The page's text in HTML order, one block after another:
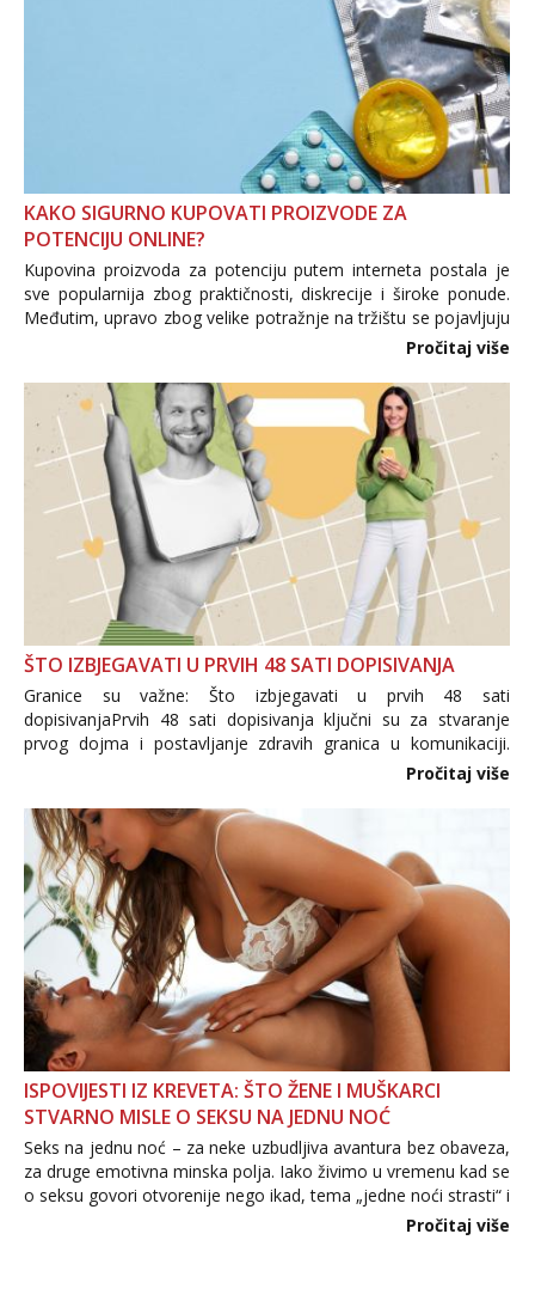
KAKO SIGURNO KUPOVATI PROIZVODE ZA
POTENCIJU ONLINE?
Kupovina proizvoda za potenciju putem interneta postala je
sve popularnija zbog praktičnosti, diskrecije i široke ponude.
Međutim, upravo zbog velike potražnje na tržištu se pojavljuju
i brojni krivotvoreni proizvodi, nepouzdane internetske
Pročitaj više
ŠTO IZBJEGAVATI U PRVIH 48 SATI DOPISIVANJA
Granice su važne: Što izbjegavati u prvih 48 sati
dopisivanjaPrvih 48 sati dopisivanja ključni su za stvaranje
prvog dojma i postavljanje zdravih granica u komunikaciji.
Važno je izbjeći prebrzo otkrivanje osobnih ili intimnih
informacija, jer nepoznata osoba još nije zaslužila to
povjerenje. Takođe...
Pročitaj više
ISPOVIJESTI IZ KREVETA: ŠTO ŽENE I MUŠKARCI
STVARNO MISLE O SEKSU NA JEDNU NOĆ
Seks na jednu noć – za neke uzbudljiva avantura bez obaveza,
za druge emotivna minska polja. Iako živimo u vremenu kad se
o seksu govori otvorenije nego ikad, tema „jedne noći strasti“ i
dalje izaziva burne rasprave. Što zapravo misle žene, a što
Pročitaj više